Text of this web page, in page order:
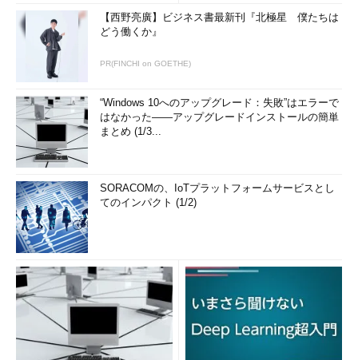
【西野亮廣】ビジネス書最新刊『北極星 僕たちは
どう働くか』
PR(FINCHI on GOETHE)
“Windows 10へのアップグレード：失敗”はエラーで
はなかった――アップグレードインストールの簡単
まとめ (1/3...
SORACOMの、IoTプラットフォームサービスとし
てのインパクト (1/2)